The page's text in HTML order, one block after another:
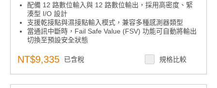
配備 12 路數位輸入與 12 路數位輸出，採用高密度、緊
湊型 I/O 設計
支援乾接點與濕接點輸入模式，兼容多種感測器類型
當通訊中斷時，Fail Safe Value (FSV) 功能可自動將輸出
切換至預設安全狀態
的無線連接
搭載 WPA3/TLS 1.3 加密與 X.509 憑證認證，確保資料
傳輸安全
具備超過 10,000 筆資料本地儲存容量，支援 SNTP /
NT$9,335 已含稅 規格比較